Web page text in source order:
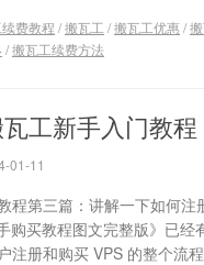
费教程 /搬瓦工 /搬瓦工优惠/
/搬瓦工续费方法
工新手入门教
01-11
程第三篇：讲解一下如何
购买教程图文完整版》已
注册和购买 VPS 的整个流